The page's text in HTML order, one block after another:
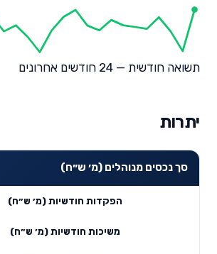
תשואה חודשית — 24 חודשים אחרונים
יתרות
סך נכסים מנוהלים (מ׳ ש״ח)
הפקדות חודשיות (מ׳ ש״ח)
משיכות חודשיות (מ׳ ש״ח)